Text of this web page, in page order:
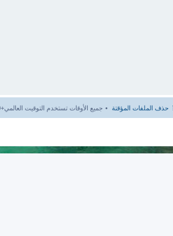
جميع الأوقات تستخدم التوقيت العالمي+02:00 التوقيت العالمي+2 حذف الملفات المؤقتة